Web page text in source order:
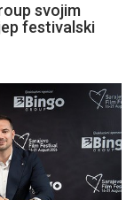
svojim
festivalski